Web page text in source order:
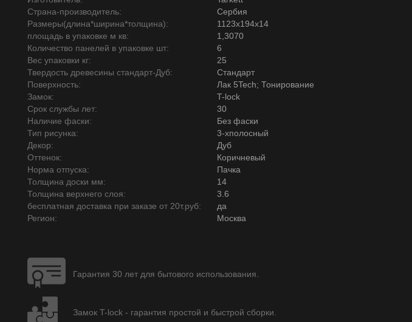
Страна-производитель:
Сербия
Размеры(длина*ширина*толщина):
1123х194х14
площадь в упаковке м кв:
1,3070
Количество панелей в упаковке шт:
6
Вес упаковки кг:
25
Твердость древесины стандарт-Дуб:
Стандарт
Поверхность:
Лак 5Tech; Тонирование
Замок:
T-lock
Срок службы лет:
30
Наличие фаски:
Без фаски
Тип рисунка:
3-хполосный
Декор:
Дуб
Оттенок:
Коричневый
Норма отпуска:
Пачка
Толщина доски мм:
14
Толщина верхнего слоя:
3.6
бесплатная доставка при заказе от 20т.руб:
да
Регион:
Москва
Гарантия 30 лет для бытового использования.
Замок T-lock - гарантия простой и быстрой сборки.